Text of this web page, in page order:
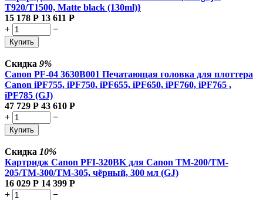
T920/T1500, Matte black (130ml)}
15 178 Р 13 611 Р
+
−
Купить
Скидка 9%
Canon PF-04 3630B001 Печатающая головка для плоттера
Canon iPF755, iPF750, iPF655, iPF650, iPF760, iPF765 ,
iPF785 (GJ)
47 729 Р 43 610 Р
+
−
Купить
Скидка 10%
Картридж Canon PFI-320BK для Canon TM-200/TM-
205/TM-300/TM-305, чёрный, 300 мл (GJ)
16 029 Р 14 399 Р
+
−